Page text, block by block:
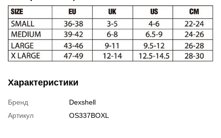
Характеристики
Бренд
Dexshell
Артикул
OS337BOXL